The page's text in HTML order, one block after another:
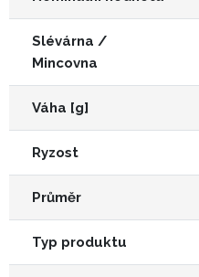
Slévárna /
Mincovna
Váha [g]
Ryzost
Průměr
Typ produktu